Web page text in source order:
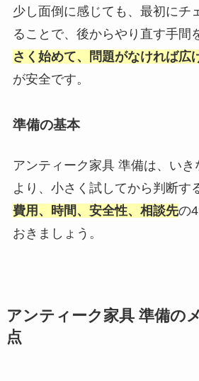
少し面倒に感じても、最初にチ
ることで、後からやり直す手間
さく始めて、問題がなければ広
が安全です。
準備の基本
アンティーク家具 準備は、いき
より、小さく試してから判断す
費用、時間、安全性、相談先の
おきましょう。
アンティーク家具 準備の
点